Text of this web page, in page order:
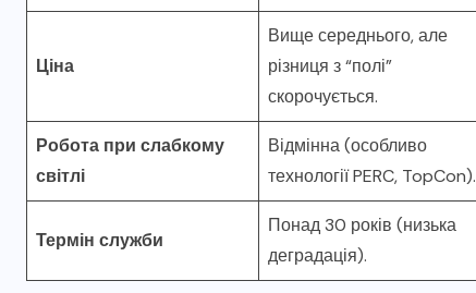
Ціна
Вище середнього, але
різниця з “полі”
скорочується.
Робота при слабкому
світлі
Відмінна (особливо
технології PERC, TopCon).
Термін служби
Понад 30 років (низька
деградація).